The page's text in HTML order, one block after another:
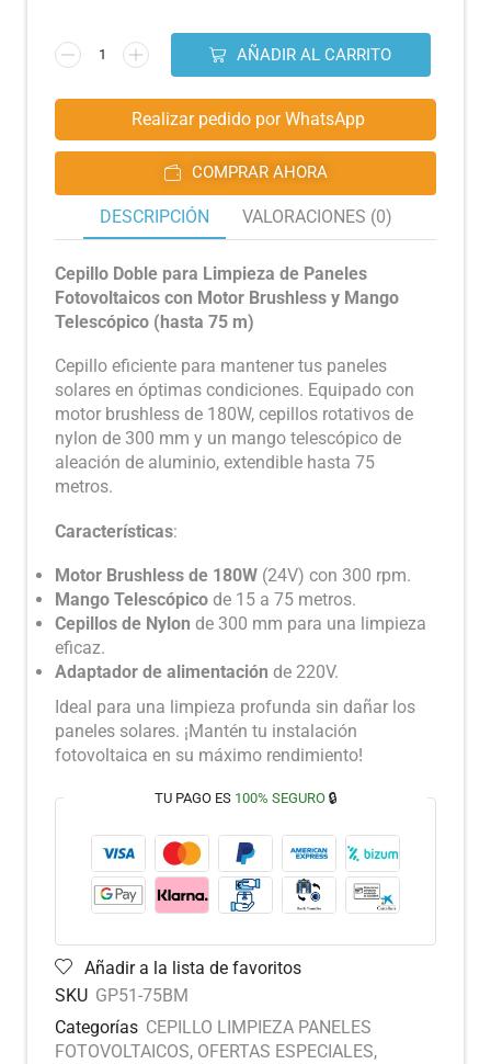
AÑADIR AL CARRITO
Realizar pedido por WhatsApp
COMPRAR AHORA
DESCRIPCIÓN VALORACIONES (0)
Cepillo Doble para Limpieza de Paneles
Fotovoltaicos con Motor Brushless y Mango
Telescópico (hasta 75 m)
Cepillo eficiente para mantener tus paneles
solares en óptimas condiciones. Equipado con
motor brushless de 180W, cepillos rotativos de
nylon de 300 mm y un mango telescópico de
aleación de aluminio, extendible hasta 75
metros.
Características:
Motor Brushless de 180W (24V) con 300 rpm.
Mango Telescópico de 15 a 75 metros.
Cepillos de Nylon de 300 mm para una limpieza
eficaz.
Adaptador de alimentación de 220V.
Ideal para una limpieza profunda sin dañar los
paneles solares. ¡Mantén tu instalación
fotovoltaica en su máximo rendimiento!
TU PAGO ES 100% SEGURO🔒
Añadir a la lista de favoritos
SKU GP51-75BM
Categorías CEPILLO LIMPIEZA PANELES
FOTOVOLTAICOS, OFERTAS ESPECIALES,